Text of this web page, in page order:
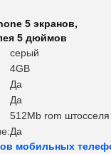
5 экранов,
5 дюймов
серый
4GB
Да
Да
512Mb rom
Да
мобильных